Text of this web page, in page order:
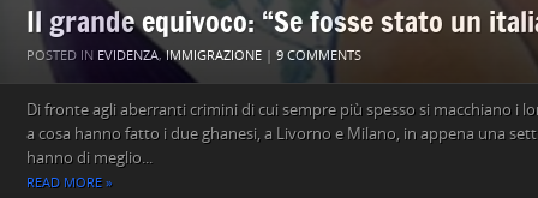
Il grande equivoco: “Se fosse stato un
POSTED IN EVIDENZA,IMMIGRAZIONE | 9 COMMENTS
Di fronte agli aberranti crimini di cui sempre più spesso si macchiano i
a cosa hanno fatto i due ghanesi, a Livorno e Milano, in appena una
hanno di meglio...
READ MORE »